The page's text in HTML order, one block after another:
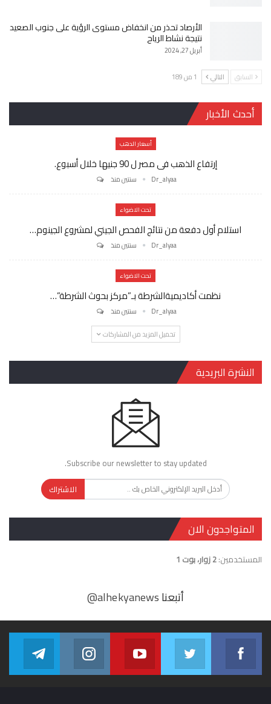
الأرصاد تحذر من انخفاض مستوى الرؤية على جنوب الصعيد
نتيجة نشاط الرياح
أبريل 27, 2024
السابق التالي 1 من 189
أحدث الأخبار
أسعار الدهب
إرتفاع الذهب فى مصر ل 90 جنيها خلال أسبوع.
Dr_alyaa سنتين منذ
تحت الاضواء
استلام أول دفعة من نتائج الفحص الجيني لمشروع الجينوم…
Dr_alyaa سنتين منذ
تحت الاضواء
نظمت أكاديميةالشرطة بـ”مركز بحوث الشرطة”…
Dr_alyaa
سنتين منذ
تحميل المزيد من المشاركات
النشرة البريدية
Subscribe our newsletter to stay updated.
الاشتراك
المتواجدون الان
المستخدمين:2 زوار، بوت 1
أتبعنا@alhekyanews
Facebook
Join us on Facebook
Twitter
Join us on Twitter
Youtube
Join us on Youtube
alhekyanews
us on Instagram